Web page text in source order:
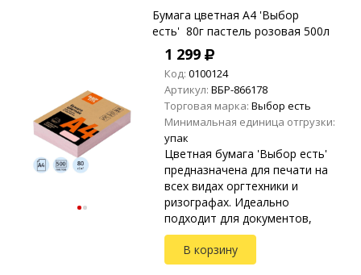
Бумага цветная A4 'Выбор
есть' 80г пастель розовая 500л
1 299
Код: 0100124
Артикул: ВБР-866178
Торговая марка: Выбор есть
Минимальная единица отгрузки:
упак
Цветная бумага 'Выбор есть'
предназначена для печати на
всех видах оргтехники и
ризографах. Идеально
подходит для документов,
презентаций, рекламных
материалов, открыток.
Упакована в прозрачные
В корзину